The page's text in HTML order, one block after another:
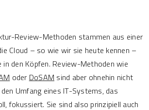
Review-Methoden stammen aus einer
Cloud – so wie wir sie heute kennen –
in den Köpfen. Review-Methoden wie
oder DoSAM sind aber ohnehin nicht
Umfang eines IT-Systems, das
fokussiert. Sie sind also prinzipiell auch